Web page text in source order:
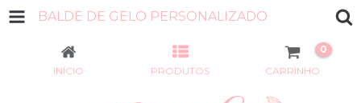
BALDE DE GELO PERSONALIZADO
INÍCIO PRODUTOS CARRINHO
0